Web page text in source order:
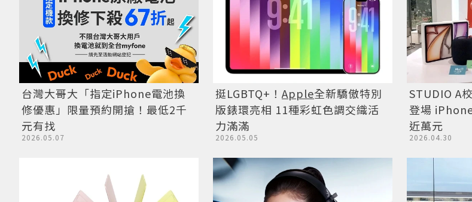
台灣大哥大「指定iPhone電池換
修優惠」限量預約開搶！最低2千
元有找
2026.05.07
挺LGBTQ+！ Apple全新驕傲特別
版錶環亮相 11種彩虹色調交織活
力滿滿
2026.05.05
STUDIO A
登場
近萬元
2026.04.30